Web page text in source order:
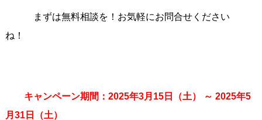
まずは無料相談を！お気軽にお問合せください
ね！
キャンペーン期間：2025年3月15日（土） ～ 2025年5
月31日（土）